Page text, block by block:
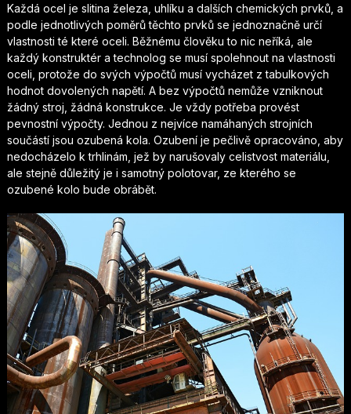
Každá ocel je slitina železa, uhlíku a dalších chemických prvků, a
podle jednotlivých poměrů těchto prvků se jednoznačně určí
vlastnosti té které oceli. Běžnému člověku to nic neříká, ale
každý konstruktér a technolog se musí spolehnout na vlastnosti
oceli, protože do svých výpočtů musí vycházet z tabulkových
hodnot dovolených napětí. A bez výpočtů nemůže vzniknout
žádný stroj, žádná konstrukce. Je vždy potřeba provést
pevnostní výpočty. Jednou z nejvíce namáhaných strojních
součástí jsou ozubená kola. Ozubení je pečlivě opracováno, aby
nedocházelo k trhlinám, jež by narušovaly celistvost materiálu,
ale stejně důležitý je i samotný polotovar, ze kterého se
ozubené kolo bude obrábět.